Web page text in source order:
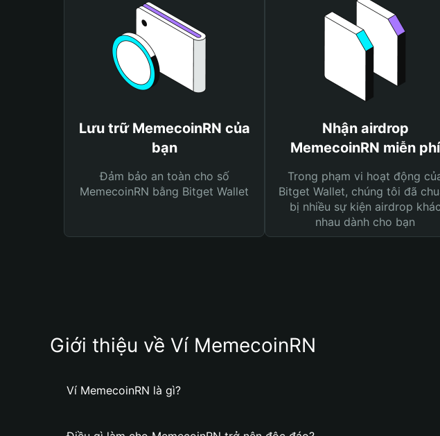
Lưu trữ MemecoinRN của
bạn
Đảm bảo an toàn cho số
MemecoinRN bằng Bitget Wallet
Nhận airdrop
MemecoinRN miễn phí
Trong phạm vi hoạt động
Bitget Wallet, chúng tôi đã
bị nhiều sự kiện airdrop khác
nhau dành cho bạn
Giới thiệu về Ví MemecoinRN
Ví MemecoinRN là gì?